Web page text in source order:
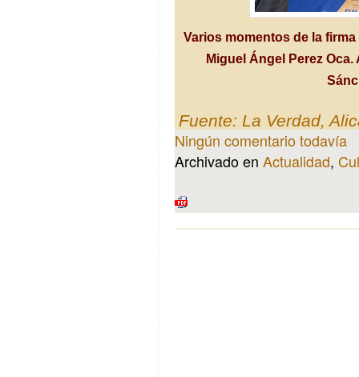
Varios momentos de la
Miguel Ángel Perez
Fuente: La Verdad,
Ningún comentario todavía
Archivado en Actualidad,